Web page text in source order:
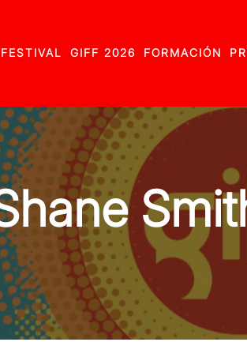
GIFF 2026 FORMACIÓN